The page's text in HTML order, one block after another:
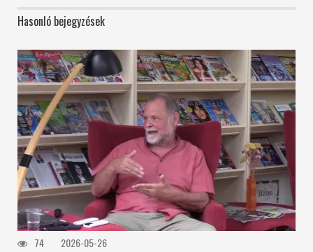
Hasonló bejegyzések
74 2026-05-26